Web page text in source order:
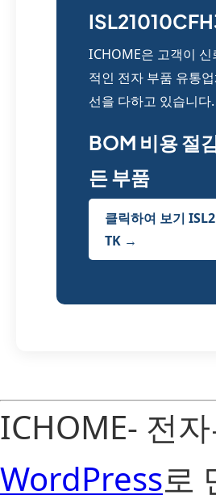
ICHOME은 고객이 신
적인 전자 부품 유통
선을 다하고 있습니다.
BOM 비용 절
든 부품
클릭하여 보기
TK →
ICHOME- 전
WordPress로